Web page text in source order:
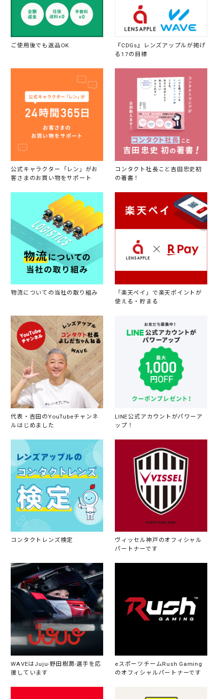
ご使用後でも返品OK
『CDGs』レンズアップルが掲げ
る17の目標
公式キャラクター「レン」がお
客さまのお買い物をサポート
コンタクト社長こと吉田忠史初
の著書！
物流についての当社の取り組み
「楽天ペイ」で楽天ポイントが
使える・貯まる
代表・吉田のYouTubeチャンネ
ルはじめました
LINE公式アカウントがパワーア
ップ！
コンタクトレンズ検定
ヴィッセル神戸のオフィシャル
パートナーです
WAVEはJuju-野田樹潤-選手を応
援しています
eスポーツチームRush Gaming
のオフィシャルパートナーです